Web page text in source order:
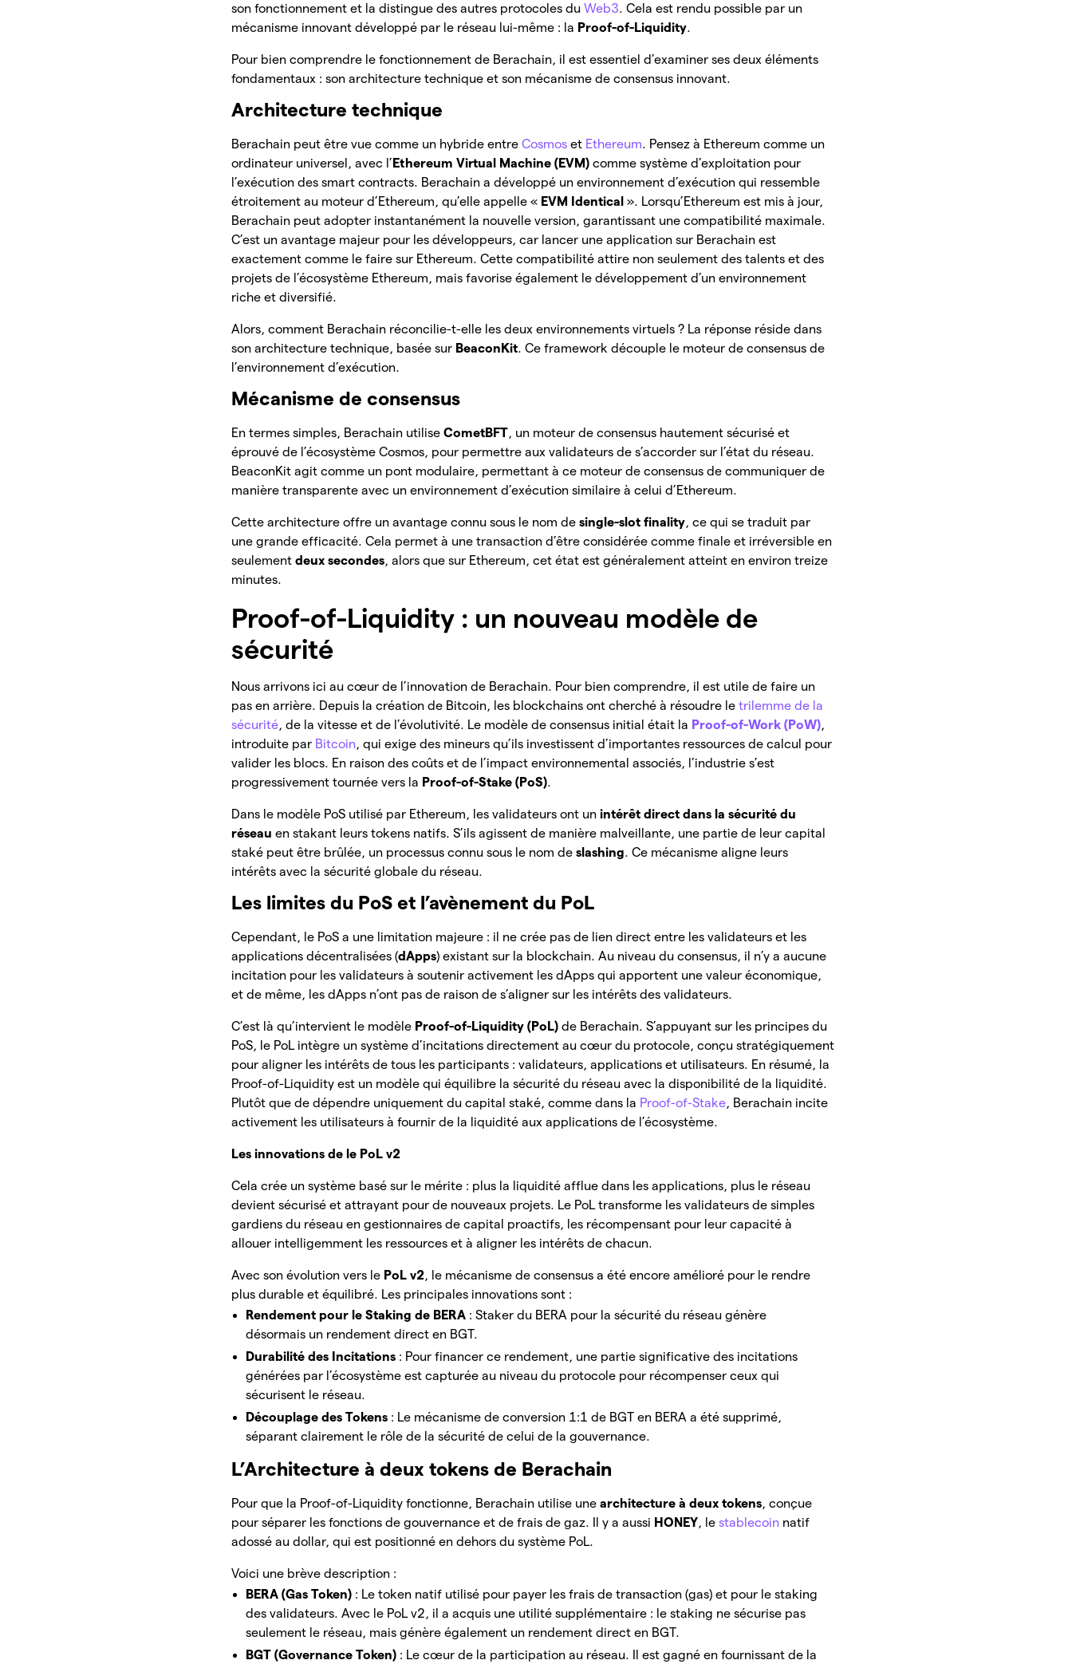
son fonctionnement et la distingue des autres protocoles duWeb3. Cela est rendu possible par un
mécanisme innovant développé par le réseau lui-même : la Proof-of-Liquidity.
Pour bien comprendre le fonctionnement de Berachain, il est essentiel d’examiner ses deux éléments
fondamentaux : son architecture technique et son mécanisme de consensus innovant.
Architecture technique
Berachain peut être vue comme un hybride entreCosmos et Ethereum. Pensez à Ethereum comme un
ordinateur universel, avec l’ Ethereum Virtual Machine (EVM) comme système d’exploitation pour
l’exécution des smart contracts. Berachain a développé un environnement d’exécution qui ressemble
étroitement au moteur d’Ethereum, qu’elle appelle « EVM Identical ». Lorsqu’Ethereum est mis à jour,
Berachain peut adopter instantanément la nouvelle version, garantissant une compatibilité maximale.
C’est un avantage majeur pour les développeurs, car lancer une application sur Berachain est
exactement comme le faire sur Ethereum. Cette compatibilité attire non seulement des talents et des
projets de l’écosystème Ethereum, mais favorise également le développement d’un environnement
riche et diversifié.
Alors, comment Berachain réconcilie-t-elle les deux environnements virtuels ? La réponse réside dans
son architecture technique, basée sur BeaconKit. Ce framework découple le moteur de consensus de
l’environnement d’exécution.
Mécanisme de consensus
En termes simples, Berachain utiliseCometBFT, un moteur de consensus hautement sécurisé et
éprouvé de l’écosystème Cosmos, pour permettre aux validateurs de s’accorder sur l’état du réseau.
BeaconKit agit comme un pont modulaire, permettant à ce moteur de consensus de communiquer de
manière transparente avec un environnement d’exécution similaire à celui d’Ethereum.
Cette architecture offre un avantage connu sous le nom desingle-slot finality, ce qui se traduit par
une grande efficacité. Cela permet à une transaction d’être considérée comme finale et irréversible en
seulementdeux secondes, alors que sur Ethereum, cet état est généralement atteint en environ treize
minutes.
Proof-of-Liquidity : un nouveau modèle de
sécurité
Nous arrivons ici au cœur de l’innovation de Berachain. Pour bien comprendre, il est utile de faire un
pas en arrière. Depuis la création de Bitcoin, les blockchains ont cherché à résoudre letrilemme de la
sécurité, de la vitesse et de l’évolutivité. Le modèle de consensus initial était la Proof-of-Work (PoW),
introduite par Bitcoin, qui exige des mineurs qu’ils investissent d’importantes ressources de calcul pour
valider les blocs. En raison des coûts et de l’impact environnemental associés, l’industrie s’est
progressivement tournée vers la Proof-of-Stake (PoS).
Dans le modèle PoS utilisé par Ethereum, les validateurs ont unintérêt direct dans la sécurité du
réseau en stakant leurs tokens natifs. S’ils agissent de manière malveillante, une partie de leur capital
staké peut être brûlée, un processus connu sous le nom deslashing. Ce mécanisme aligne leurs
intérêts avec la sécurité globale du réseau.
Les limites du PoS et l’avènement du PoL
Cependant, le PoS a une limitation majeure : il ne crée pas de lien direct entre les validateurs et les
applications décentralisées (dApps) existant sur la blockchain. Au niveau du consensus, il n’y a aucune
incitation pour les validateurs à soutenir activement les dApps qui apportent une valeur économique,
et de même, les dApps n’ont pas de raison de s’aligner sur les intérêts des validateurs.
C’est là qu’intervient le modèle Proof-of-Liquidity (PoL) de Berachain. S’appuyant sur les principes du
PoS, le PoL intègre un système d’incitations directement au cœur du protocole, conçu stratégiquement
pour aligner les intérêts de tous les participants : validateurs, applications et utilisateurs. En résumé, la
Proof-of-Liquidity est un modèle qui équilibre la sécurité du réseau avec la disponibilité de la liquidité.
Plutôt que de dépendre uniquement du capital staké, comme dans la Proof-of-Stake, Berachain incite
activement les utilisateurs à fournir de la liquidité aux applications de l’écosystème.
Les innovations de le PoL v2
Cela crée un système basé sur le mérite : plus la liquidité afflue dans les applications, plus le réseau
devient sécurisé et attrayant pour de nouveaux projets. Le PoL transforme les validateurs de simples
gardiens du réseau en gestionnaires de capital proactifs, les récompensant pour leur capacité à
allouer intelligemment les ressources et à aligner les intérêts de chacun.
Avec son évolution vers le PoL v2, le mécanisme de consensus a été encore amélioré pour le rendre
plus durable et équilibré. Les principales innovations sont :
Rendement pour le Staking de BERA : Staker du BERA pour la sécurité du réseau génère
désormais un rendement direct en BGT.
Durabilité des Incitations : Pour financer ce rendement, une partie significative des incitations
générées par l’écosystème est capturée au niveau du protocole pour récompenser ceux qui
sécurisent le réseau.
Découplage des Tokens : Le mécanisme de conversion 1:1 de BGT en BERA a été supprimé,
séparant clairement le rôle de la sécurité de celui de la gouvernance.
L’Architecture à deux tokens de Berachain
Pour que la Proof-of-Liquidity fonctionne, Berachain utilise unearchitecture à deux tokens, conçue
pour séparer les fonctions de gouvernance et de frais de gaz. Il y a aussi HONEY, lestablecoin natif
adossé au dollar, qui est positionné en dehors du système PoL.
Voici une brève description :
BERA (Gas Token) : Le token natif utilisé pour payer les frais de transaction (gas) et pour le staking
des validateurs. Avec le PoL v2, il a acquis une utilité supplémentaire : le staking ne sécurise pas
seulement le réseau, mais génère également un rendement direct en BGT.
BGT (Governance Token) : Le cœur de la participation au réseau. Il est gagné en fournissant de la